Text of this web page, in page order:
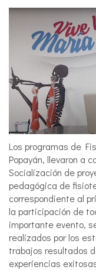
Los programas de
Popayán, llevaron a
Socialización de
pedagógica de
correspondiente al
la participación de
importante evento,
realizados por los
trabajos resultados
experiencias